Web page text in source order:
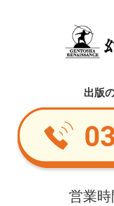
出版
営業時